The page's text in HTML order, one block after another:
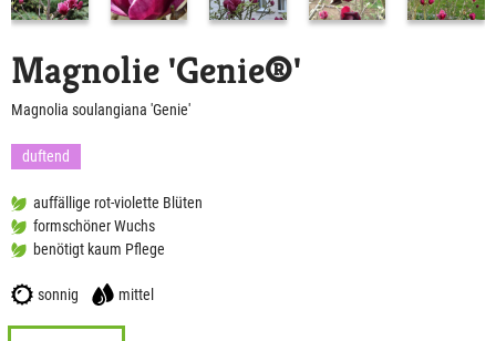
Magnolie 'Genie®'
Magnolia soulangiana 'Genie'
duftend
auffällige rot-violette Blüten
formschöner Wuchs
benötigt kaum Pflege
sonnig mittel